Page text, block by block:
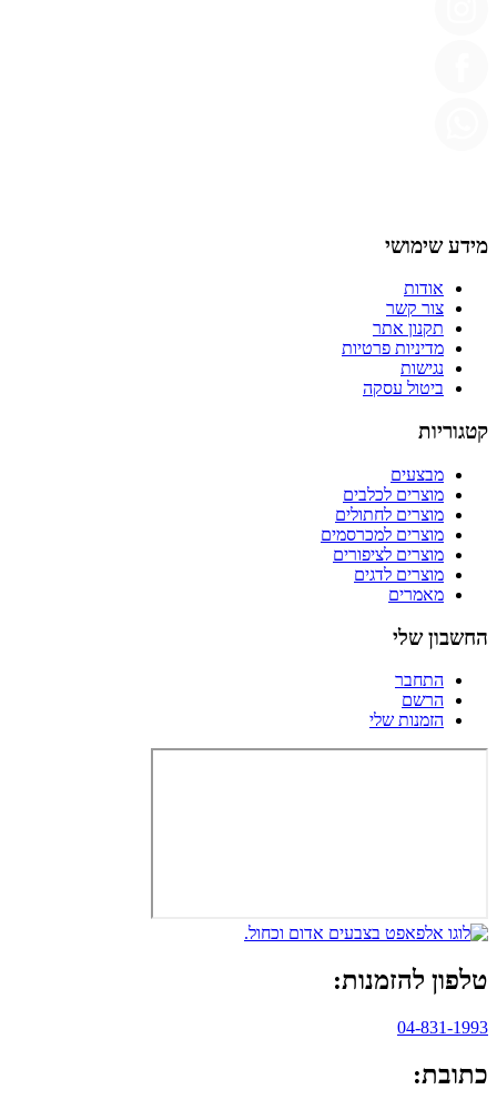
מידע שימושי
אודות
צור קשר
תקנון אתר
מדיניות פרטיות
נגישות
ביטול עסקה
קטגוריות
מבצעים
מוצרים לכלבים
מוצרים לחתולים
מוצרים למכרסמים
מוצרים לציפורים
מוצרים לדגים
מאמרים
החשבון שלי
התחבר
הרשם
הזמנות שלי
טלפון להזמנות:
04-831-1993
כתובת: